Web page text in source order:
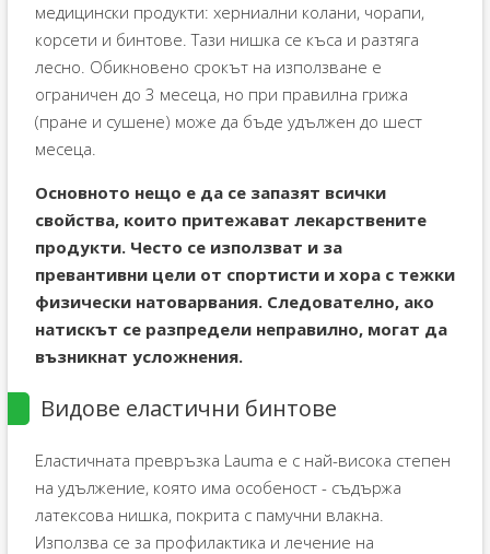
медицински продукти: херниални колани, чорапи,
корсети и бинтове. Тази нишка се къса и разтяга
лесно. Обикновено срокът на използване е
ограничен до 3 месеца, но при правилна грижа
(пране и сушене) може да бъде удължен до шест
месеца.
Основното нещо е да се запазят всички
свойства, които притежават лекарствените
продукти. Често се използват и за
превантивни цели от спортисти и хора с тежки
физически натоварвания. Следователно, ако
натискът се разпредели неправилно, могат да
възникнат усложнения.
Видове еластични бинтове
Еластичната превръзка Lauma е с най-висока степен
на удължение, която има особеност - съдържа
латексова нишка, покрита с памучни влакна.
Използва се за профилактика и лечение на